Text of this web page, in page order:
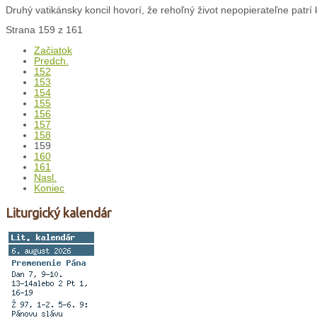
Druhý vatikánsky koncil hovorí, že rehoľný život nepopierateľne patrí
Strana 159 z 161
Začiatok
Predch.
152
153
154
155
156
157
158
159
160
161
Nasl.
Koniec
Liturgický kalendár